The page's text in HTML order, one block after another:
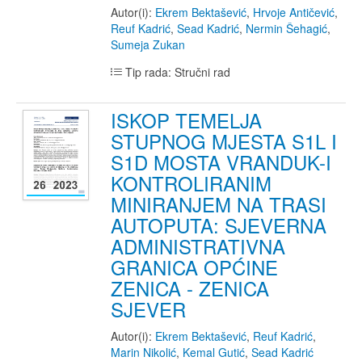
Autor(i): Ekrem Bektašević, Hrvoje Antičević,
Reuf Kadrić, Sead Kadrić, Nermin Šehagić,
Sumeja Zukan
Tip rada: Stručni rad
ISKOP TEMELJA
STUPNOG MJESTA S1L I
S1D MOSTA VRANDUK-I
KONTROLIRANIM
MINIRANJEM NA TRASI
AUTOPUTA: SJEVERNA
ADMINISTRATIVNA
GRANICA OPĆINE
ZENICA - ZENICA
SJEVER
Autor(i): Ekrem Bektašević, Reuf Kadrić,
Marin Nikolić, Kemal Gutić, Sead Kadrić